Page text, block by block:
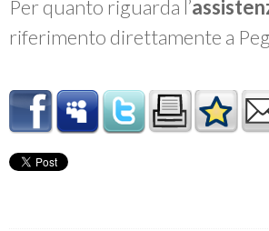
Per quanto riguarda l’
riferimento direttamente a